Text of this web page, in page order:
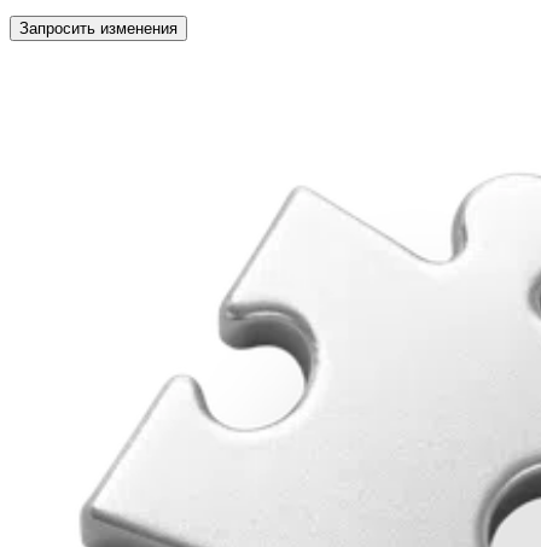
Запросить изменения